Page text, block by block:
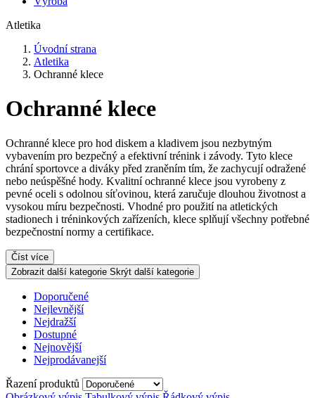
Atletika
Úvodní strana
Atletika
Ochranné klece
Ochranné klece
Ochranné klece pro hod diskem a kladivem jsou nezbytným
vybavením pro bezpečný a efektivní trénink i závody. Tyto klece
chrání sportovce a diváky před zraněním tím, že zachycují odražené
nebo neúspěšné hody. Kvalitní ochranné klece jsou vyrobeny z
pevné oceli s odolnou síťovinou, která zaručuje dlouhou životnost a
vysokou míru bezpečnosti. Vhodné pro použití na atletických
stadionech i tréninkových zařízeních, klece splňují všechny potřebné
bezpečnostní normy a certifikace.
Číst více
Zobrazit další kategorie Skrýt další kategorie
Doporučené
Nejlevnější
Nejdražší
Dostupné
Nejnovější
Nejprodávanejší
Řazení produktů